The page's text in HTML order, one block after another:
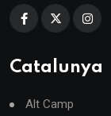
Catalunya
Alt Camp